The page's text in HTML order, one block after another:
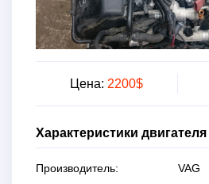
Цена: 2200$
Характеристики двигателя
Производитель: VAG